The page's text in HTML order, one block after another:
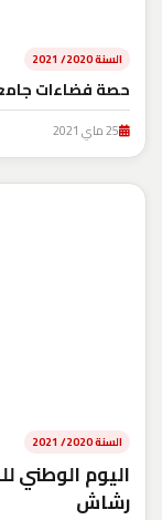
السنة 2020/ 2021
حصة فضاءات جامعية - الذكرى
25 ماي 2021
السنة 2020/ 2021
اليوم الوطني
رشاش